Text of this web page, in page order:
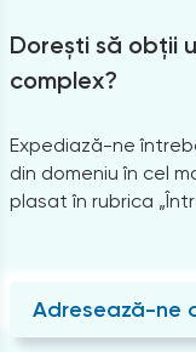
Dorești să obții
complex?
Expediază-ne
din domeniu în cel
plasat în rubrica
Adresează-ne